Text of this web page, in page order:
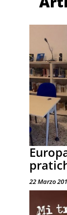
22 Marzo